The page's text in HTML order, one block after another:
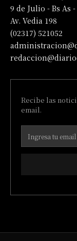
9 de Julio - Bs As
Av. Vedia 198
(02317) 521052
Recibe las
email.